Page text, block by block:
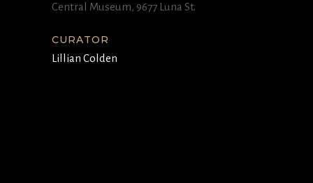
Central Museum, 9677 Luna St.
CURATOR
Lillian Colden